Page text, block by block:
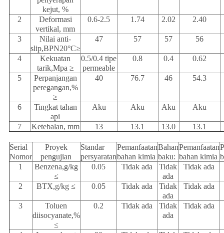
kejut, %
2
Deformasi
vertikal, mm
0.6-2.5 1.74 2.02 2.40
3
Nilai anti-
slip,BPN20°C≥
47 57 57 56
4
Kekuatan
tarik,Mpa ≥
0.5/0.4 tipe
permeable
0.8 0.4 0.62
5
Perpanjangan
peregangan,%
≥
40 76.7 46 54.3
6
Tingkat tahan
api
Aku Aku Aku Aku
7 Ketebalan, mm 13 13.1 13.0 13.1
Serial
Nomor
Proyek
pengujian
Standar
persyaratan
Pemanfaatan
bahan kimia
Bahan
baku:
Pemanfaatan
bahan kimia
1
Benzena,g/kg
≤
0.05 Tidak ada
Tidak
ada
Tidak ada
2 BTX,g/kg ≤ 0.05 Tidak ada
Tidak
ada
Tidak ada
3
Toluen
diisocyanate,%
≤
0.2 Tidak ada
Tidak
ada
Tidak ada